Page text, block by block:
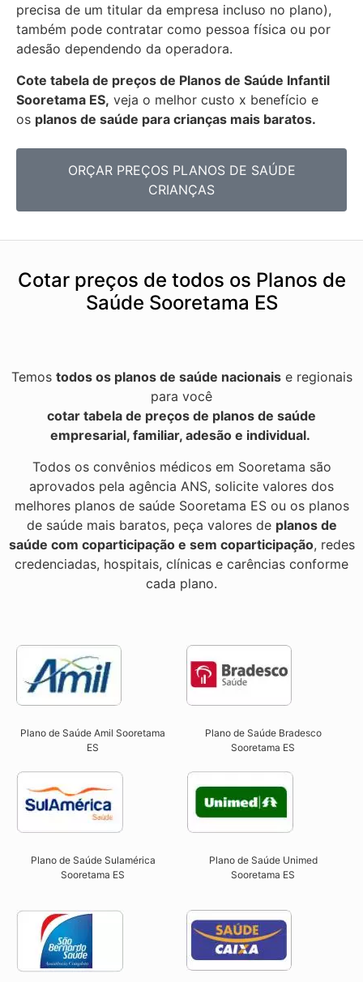
precisa de um titular da empresa incluso no plano),
também pode contratar como pessoa física ou por
adesão dependendo da operadora.
Cote tabela de preços de Planos de Saúde Infantil
Sooretama ES, veja o melhor custo x benefício e
os planos de saúde para crianças mais baratos.
ORÇAR PREÇOS PLANOS DE SAÚDE
CRIANÇAS
Cotar preços de todos os Planos de
Saúde Sooretama ES
Temos todos os planos de saúde nacionaise regionais
para você
cotar tabela de preços de planos de saúde
empresarial, familiar, adesão e individual.
Todos os convênios médicos em Sooretama são
aprovados pela agência ANS, solicite valores dos
melhores planos de saúde Sooretama ES ou os planos
de saúde mais baratos, peça valores de planos de
saúde com coparticipação e sem coparticipação, redes
credenciadas, hospitais, clínicas e carências conforme
cada plano.
Plano de Saúde Amil Sooretama
ES
Plano de Saúde Bradesco
Sooretama ES
Plano de Saúde Sulamérica
Sooretama ES
Plano de Saúde Unimed
Sooretama ES